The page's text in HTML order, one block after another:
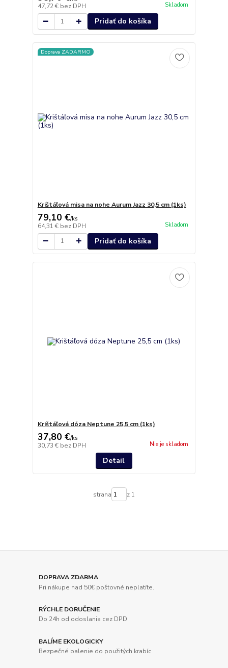
47,72 € bez DPH Skladom
Pridať do košíka
Doprava ZADARMO
Krištáľová misa na nohe Aurum Jazz 30,5 cm (1ks)
79,10 €/ks
64,31 € bez DPH Skladom
Pridať do košíka
Krištáľová dóza Neptune 25,5 cm (1ks)
37,80 €/ks
30,73 € bez DPH Nie je skladom
Detail
strana z 1
DOPRAVA ZDARMA
Pri nákupe nad 50€ poštovné neplatíte.
RÝCHLE DORUČENIE
Do 24h od odoslania cez DPD
BALÍME EKOLOGICKY
Bezpečné balenie do použitých krabíc